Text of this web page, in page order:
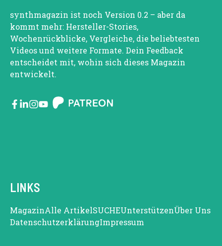
synthmagazin ist noch Version 0.2 – aber da
kommt mehr: Hersteller-Stories,
Wochenrückblicke, Vergleiche, die beliebtesten
Videos und weitere Formate. Dein Feedback
entscheidet mit, wohin sich dieses Magazin
entwickelt.
LINKS
MagazinAlle ArtikelSUCHEUnterstützenÜber Uns
DatenschutzerklärungImpressum